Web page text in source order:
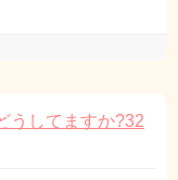
うしてますか?32